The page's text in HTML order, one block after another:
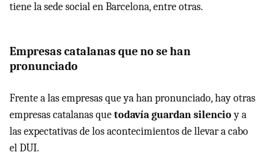
tiene la sede social en Barcelona, entre otras.
Empresas catalanas que no se han
pronunciado
Frente a las empresas que ya han pronunciado, hay otras
empresas catalanas quetodavía guardan silencioy a
las expectativas de los acontecimientos de llevar a cabo
el DUI.